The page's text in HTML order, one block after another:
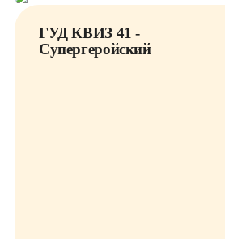
ГУД КВИЗ 41 -
Супергеройский